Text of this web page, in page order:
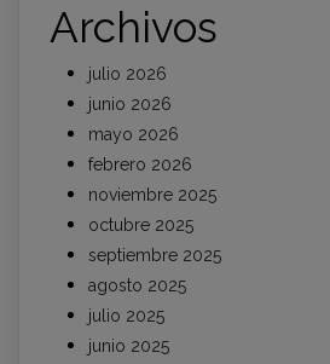
Archivos
julio 2026
junio 2026
mayo 2026
febrero 2026
noviembre 2025
octubre 2025
septiembre 2025
agosto 2025
julio 2025
junio 2025